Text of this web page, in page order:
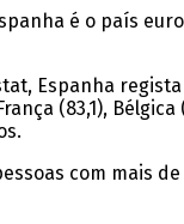
é o país
Espanha
(83,1),
com mais